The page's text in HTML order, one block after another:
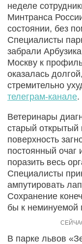
неделе
Минтранса
состоянии, без
Специалисты
забрали
Москву к
оказалась
стремительно
телеграм-канале.
Ветеринары
старый открытый
поверхность
постоянный
поразить весь
Специалисты
ампутировать
Сохранение
бы к неминуемой
В парке львов